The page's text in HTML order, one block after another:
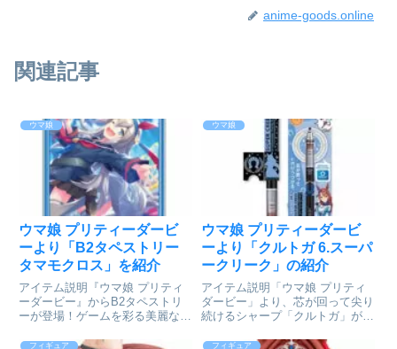
anime-goods.online
関連記事
ウマ娘
ウマ娘 プリティーダービ
ーより「B2タペストリー
タマモクロス」を紹介
アイテム説明『ウマ娘 プリティ
ーダービー』からB2タペストリ
ーが登場！ゲームを彩る美麗なイ
ました。お部屋などに飾ってお楽
ウマ娘
ウマ娘 プリティーダービ
ーより「クルトガ 6.スーパ
ークリーク」の紹介
アイテム説明「ウマ娘 プリティ
ダービー」より、芯が回って尖り
続けるシャープ「クルトガ」が新
転し、一定の細さ・濃さで書き続
フィギュア フィギュア